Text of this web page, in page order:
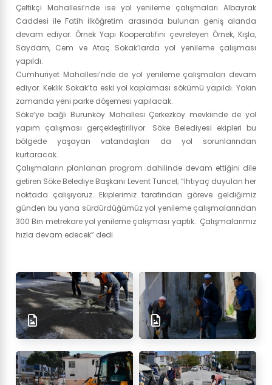
Çeltikçi Mahallesi’nde ise yol yenileme çalışmaları Albayrak
Caddesi ile Fatih İlköğretim arasında bulunan geniş alanda
devam ediyor. Örnek Yapı Kooperatifini çevreleyen Örnek, Kışla,
Saydam, Cem ve Ataç Sokak’larda yol yenileme çalışması
yapıldı.
Cumhuriyet Mahallesi’nde de yol yenileme çalışmaları devam
ediyor. Keklik Sokak’ta eski yol kaplaması sökümü yapıldı. Yakın
zamanda yeni parke döşemesi yapılacak.
Söke’ye bağlı Burunköy Mahallesi Çerkezköy mevkiinde de yol
yapım çalışması gerçekleştiriliyor. Söke Belediyesi ekipleri bu
bölgede yaşayan vatandaşları da yol sorunlarından
kurtaracak.
Çalışmaların planlanan program dahilinde devam ettiğini dile
getiren Söke Belediye Başkanı Levent Tuncel; “İhtiyaç duyulan her
noktada çalışıyoruz. Ekiplerimiz tarafından göreve geldiğimiz
günden bu yana sürdürdüğümüz yol yenileme çalışmalarından
300 Bin metrekare yol yenileme çalışması yaptık. Çalışmalarımız
hızla devam edecek” dedi.